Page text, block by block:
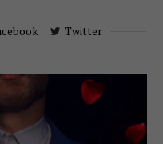
Twitter